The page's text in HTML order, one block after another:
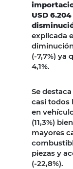
USD
explicada
(-7,7%) ya
4,1%.
Se
casi todos
en
(11,3%)
mayores
piezas y
(-22,8%).